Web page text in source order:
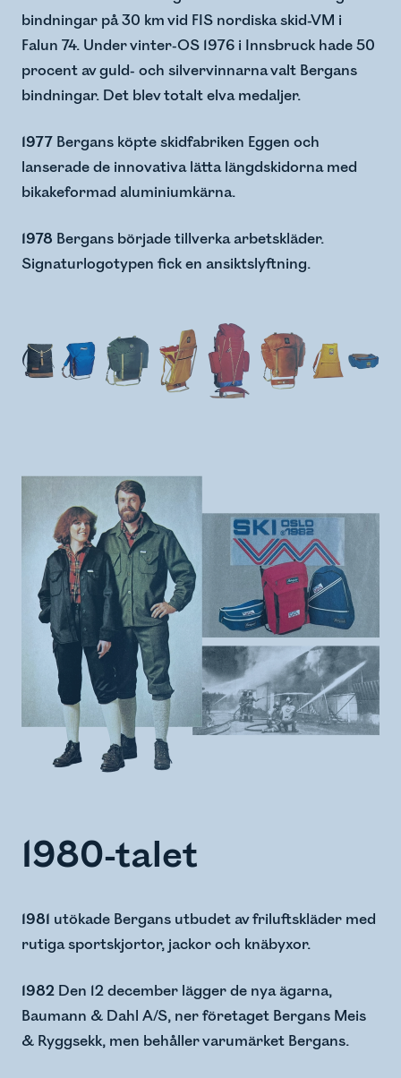
bindningar på 30 km vid FIS nordiska skid-VM i
Falun 74. Under vinter-OS 1976 i Innsbruck hade 50
procent av guld- och silvervinnarna valt Bergans
bindningar. Det blev totalt elva medaljer.
1977 Bergans köpte skidfabriken Eggen och
lanserade de innovativa lätta längdskidorna med
bikakeformad aluminiumkärna.
1978 Bergans började tillverka arbetskläder.​
Signaturlogotypen fick en ansiktslyftning.
1980-talet
1981 utökade Bergans utbudet av friluftskläder med
rutiga sportskjortor, jackor och knäbyxor.
1982 Den 12 december lägger de nya ägarna,
Baumann & Dahl A/S, ner företaget Bergans Meis
& Ryggsekk, men behåller varumärket Bergans.